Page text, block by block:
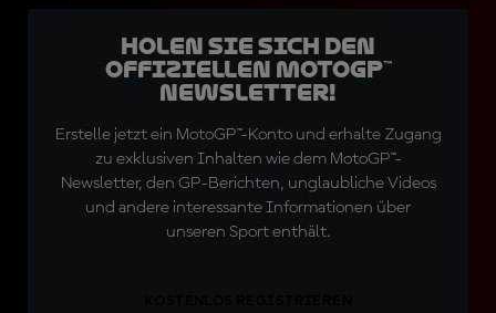
Holen Sie sich den
offiziellen MotoGP™
Newsletter!
Erstelle jetzt ein MotoGP™-Konto und erhalte Zugang
zu exklusiven Inhalten wie dem MotoGP™-
Newsletter, den GP-Berichten, unglaubliche Videos
und andere interessante Informationen über
unseren Sport enthält.